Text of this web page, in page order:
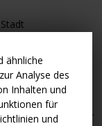
Frühstücksbuffet.
Heroísmo und der
20 Gehminuten.
ähnliche
Analyse des
Inhalten und
für
und